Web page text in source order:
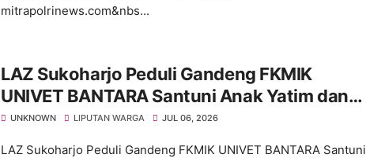
mitrapolrinews.com&nbs...
LAZ Sukoharjo Peduli Gandeng FKMIK
UNIVET BANTARA Santuni Anak Yatim dan
Hadirkan Layanan Kesehatan pada Milad ke-
UNKNOWN LIPUTAN WARGA JUL 06, 2026
LAZ Sukoharjo Peduli Gandeng FKMIK UNIVET BANTARA Santuni